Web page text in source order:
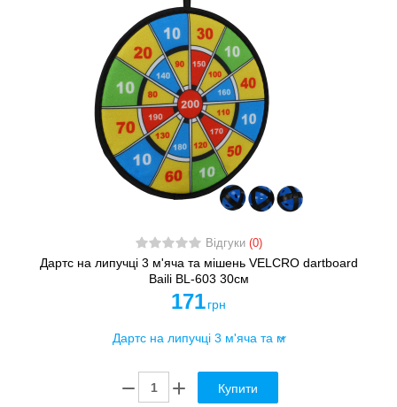
Відгуки (0)
Дартс на липучці 3 м'яча та мішень VELCRO dartboard
Baili BL-603 30cм
171 грн
Купити